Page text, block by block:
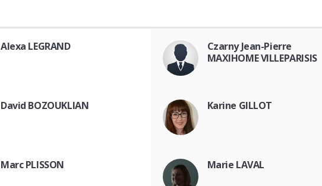
Alexa LEGRAND
Czarny Jean-Pierre
MAXIHOME VILLEPARISIS
David BOZOUKLIAN Karine GILLOT
Marc PLISSON Marie LAVAL